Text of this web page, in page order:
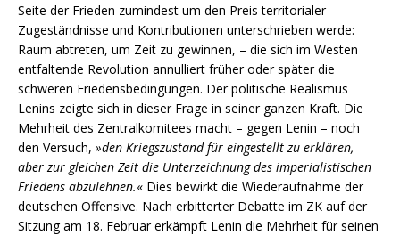
Seite der Frieden zumindest um den Preis territorialer
Zugeständnisse und Kontributionen unterschrieben werde:
Raum abtreten, um Zeit zu gewinnen, – die sich im Westen
entfaltende Revolution annulliert früher oder später die
schweren Friedensbedingungen. Der politische Realismus
Lenins zeigte sich in dieser Frage in seiner ganzen Kraft. Die
Mehrheit des Zentralkomitees macht – gegen Lenin – noch
den Versuch, »den Kriegszustand für eingestellt zu erklären,
aber zur gleichen Zeit die Unterzeichnung des imperialistischen
Friedens abzulehnen.« Dies bewirkt die Wiederaufnahme der
deutschen Offensive. Nach erbitterter Debatte im ZK auf der
Sitzung am 18. Februar erkämpft Lenin die Mehrheit für seinen